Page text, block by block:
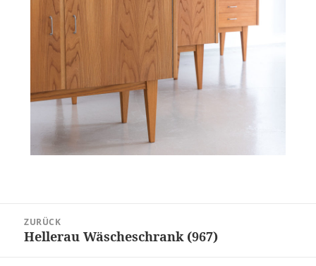
ZURÜCK
Vorheriger
Hellerau Wäscheschrank (967)